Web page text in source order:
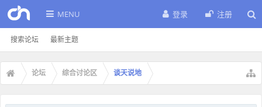
MENU
搜索论坛 最新主题
登录 注册
论坛 综合讨论区 谈天说地